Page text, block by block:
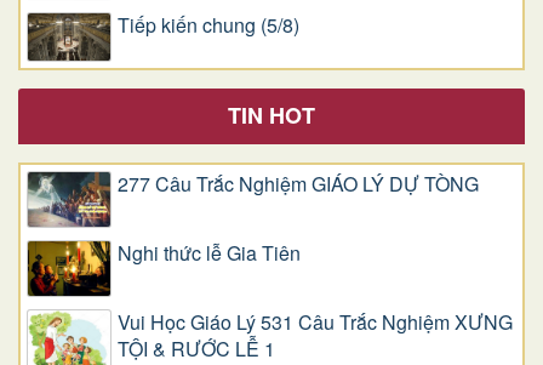
Tiếp kiến chung (5/8)
TIN HOT
277 Câu Trắc Nghiệm GIÁO LÝ DỰ TÒNG
Nghi thức lễ Gia Tiên
Vui Học Giáo Lý 531 Câu Trắc Nghiệm XƯNG
TỘI & RƯỚC LỄ 1